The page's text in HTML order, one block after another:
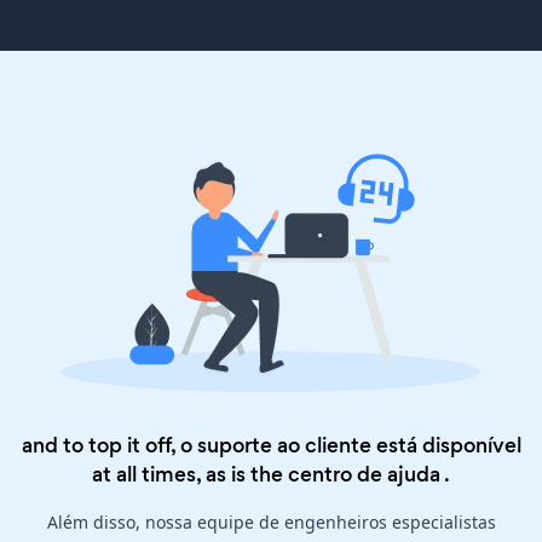
and to top it off, o suporte ao cliente está disponível
at all times, as is thecentro de ajuda .
Além disso, nossa equipe de engenheiros especialistas